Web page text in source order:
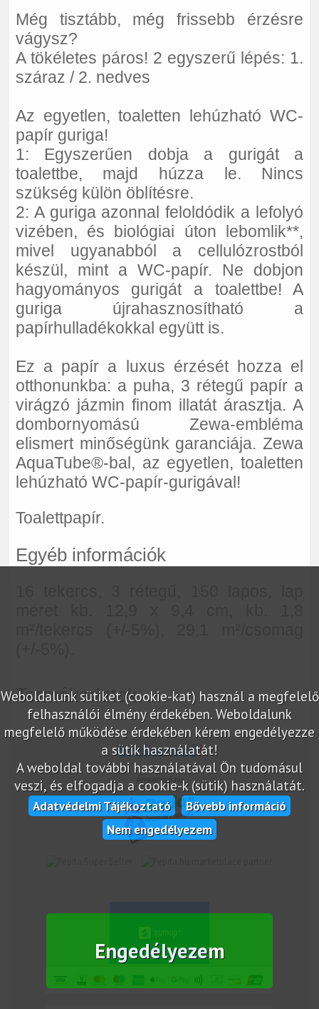
Még tisztább, még frissebb érzésre
vágysz?
A tökéletes páros! 2 egyszerű lépés: 1.
száraz / 2. nedves
Az egyetlen, toaletten lehúzható WC-
papír guriga!
1: Egyszerűen dobja a gurigát a
toalettbe, majd húzza le. Nincs
szükség külön öblítésre.
2: A guriga azonnal feloldódik a lefolyó
vizében, és biológiai úton lebomlik**,
mivel ugyanabból a cellulózrostból
készül, mint a WC-papír. Ne dobjon
hagyományos gurigát a toalettbe! A
guriga újrahasznosítható a
papírhulladékokkal együtt is.
Ez a papír a luxus érzését hozza el
otthonunkba: a puha, 3 rétegű papír a
virágzó jázmin finom illatát árasztja. A
dombornyomású Zewa-embléma
elismert minőségünk garanciája. Zewa
AquaTube®-bal, az egyetlen, toaletten
lehúzható WC-papír-gurigával!
Toalettpapír.
Egyéb információk
Termékadatok
Weboldalunk sütiket (cookie-kat) használ a megfelelő
felhasználói élmény érdekében. Weboldalunk
megfelelő működése érdekében kérem engedélyezze
a sütik használatát!
A weboldal további használatával Ön tudomásul
veszi, és elfogadja a cookie-k (sütik) használatát.
Adatvédelmi Tájékoztató
Bővebb információ
Nem engedélyezem
Engedélyezem
Árukereső.hu